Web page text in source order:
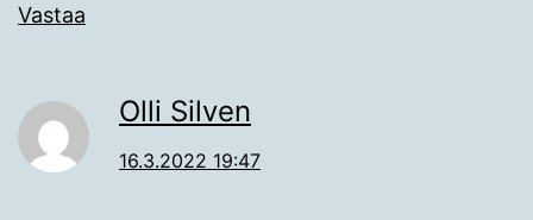
Vastaa
Olli Silven
16.3.2022 19:47